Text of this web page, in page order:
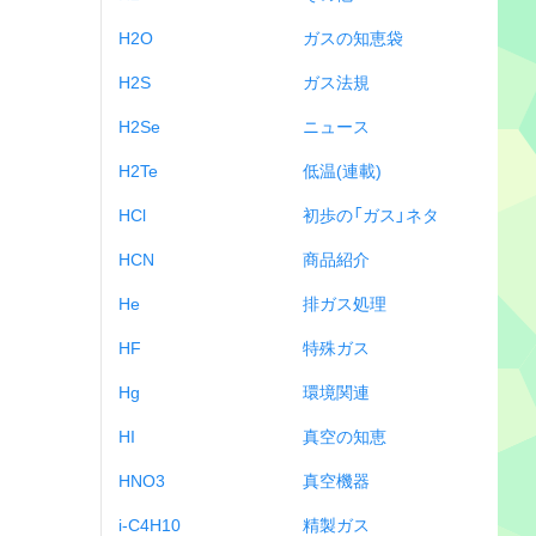
H2O
H2S
H2Se
H2Te
HCl
HCN
He
HF
Hg
HI
HNO3
i-C4H10
ガスの知恵袋
ガス法規
ニュース
低温(連載)
初歩の「ガス」ネタ
商品紹介
排ガス処理
特殊ガス
環境関連
真空の知恵
真空機器
精製ガス